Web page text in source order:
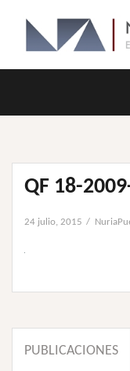
contenido
QF 18-
24 julio, 2015
Navegación
PUBLICACIONES